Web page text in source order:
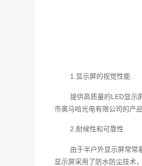
1.显示屏的视觉性能
提供高质量的LED显示
市奥马哈光电有限公司的产
2.耐候性和可靠性
由于半户外显示屏常常
显示屏采用了防水防尘技术